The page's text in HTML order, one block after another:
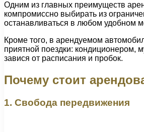
Одним из главных преимуществ
компромиссно выбирать из
останавливаться в любом удобном
Кроме того, в арендуемом
приятной поездки: кондиционером,
завися от расписания и пробок.
Почему стоит
1. Свобода передвижения